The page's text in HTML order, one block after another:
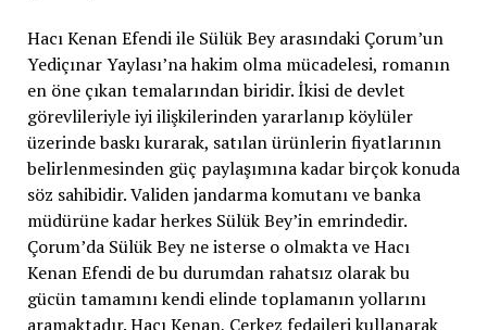
Hacı Kenan Efendi ile Sülük Bey arasındaki Çorum’un
Yediçınar Yaylası’na hakim olma mücadelesi, romanın
en öne çıkan temalarından biridir. İkisi de devlet
görevlileriyle iyi ilişkilerinden yararlanıp köylüler
üzerinde baskı kurarak, satılan ürünlerin fiyatlarının
belirlenmesinden güç paylaşımına kadar birçok konuda
söz sahibidir. Validen jandarma komutanı ve banka
müdürüne kadar herkes Sülük Bey’in emrindedir.
Çorum’da Sülük Bey ne isterse o olmakta ve Hacı
Kenan Efendi de bu durumdan rahatsız olarak bu
gücün tamamını kendi elinde toplamanın yollarını
aramaktadır. Hacı Kenan, Çerkez fedaileri kullanarak